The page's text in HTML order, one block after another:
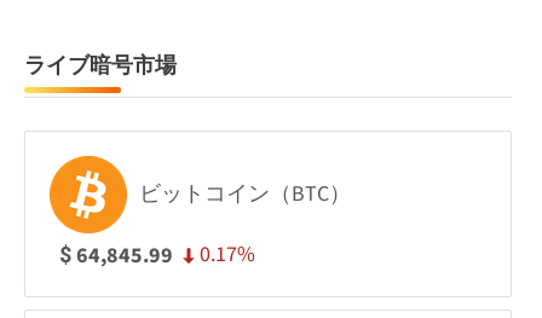
ライブ暗号市場
ビットコイン（BTC）
$64,845.99 0.17%